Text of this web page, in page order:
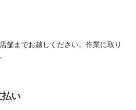
舗までお越しください。作業に取り
い